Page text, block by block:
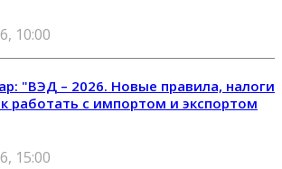
10:00
"ВЭД – 2026. Новые правила, налоги
работать с импортом и экспортом
15:00